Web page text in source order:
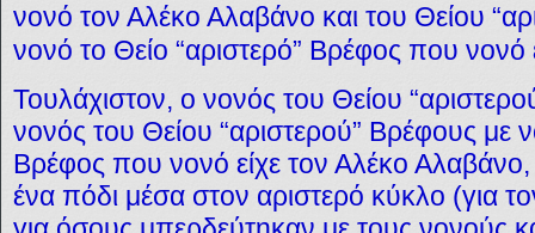
νονό τον Αλέκο Αλαβάνο και του Θείου
νονό το Θείο “αριστερό” Βρέφος που νονό
Τουλάχιστον, ο νονός του Θείου
νονός του Θείου “αριστερού” Βρέφους με
Βρέφος που νονό είχε τον Αλέκο Αλαβάνο,
ένα πόδι μέσα στον αριστερό κύκλο (για